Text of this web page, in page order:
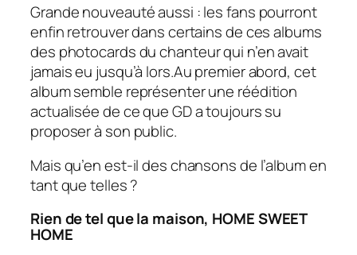
Grande nouveauté aussi : les fans pourront
enfin retrouver dans certains de ces albums
des photocardsdu chanteur qui n’en avait
jamais eu jusqu’à lors.Au premier abord, cet
album semble représenter une réédition
actualisée de ce que GD a toujours su
proposer à son public.
Mais qu’en est-il des chansons de l’album en
tant que telles ?
Rien de tel que la maison, HOME SWEET
HOME